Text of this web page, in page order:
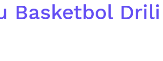
Basketbol